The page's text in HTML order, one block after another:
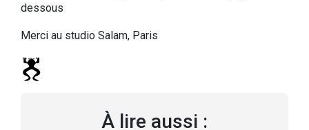
dessous
Merci au studio Salam, Paris
À lire aussi :